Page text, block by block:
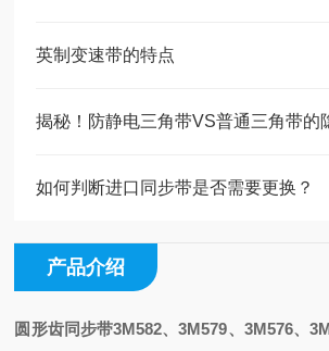
英制变速带的特点
如何判断进口同步带是否需要更换？
产品介绍
圆形齿同步带3M582、3M579、3M576、